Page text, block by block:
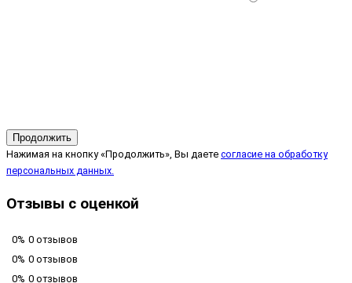
Продолжить
Нажимая на кнопку «Продолжить», Вы даете согласие на обработку
персональных данных.
Отзывы с оценкой
0% 0 отзывов
0% 0 отзывов
0% 0 отзывов